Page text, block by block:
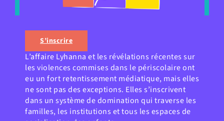
S’inscrire
L’affaire Lyhanna et les révélations récentes sur
les violences commises dans le périscolaire ont
eu un fort retentissement médiatique, mais elles
ne sont pas des exceptions. Elles s’inscrivent
dans un système de domination qui traverse les
familles, les institutions et tous les espaces de